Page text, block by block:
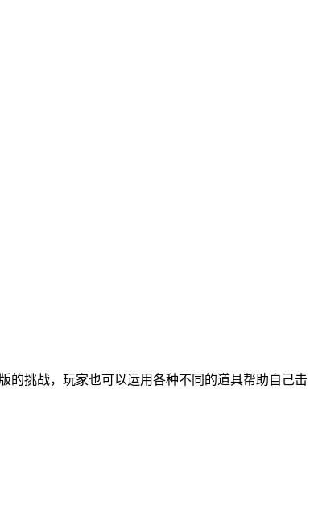
的挑战，玩家也可以运用各种不同的道具帮助自己击